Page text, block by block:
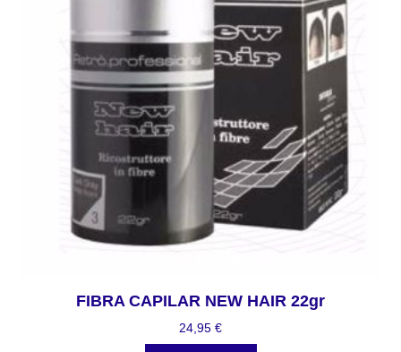
FIBRA CAPILAR NEW HAIR 22gr
24,95 €